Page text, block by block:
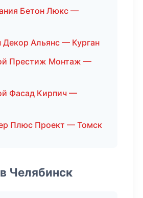
Бетон Люкс —
Декор Альянс — Курган
Престиж Монтаж —
Фасад Кирпич —
Плюс Проект — Томск
Челябинск